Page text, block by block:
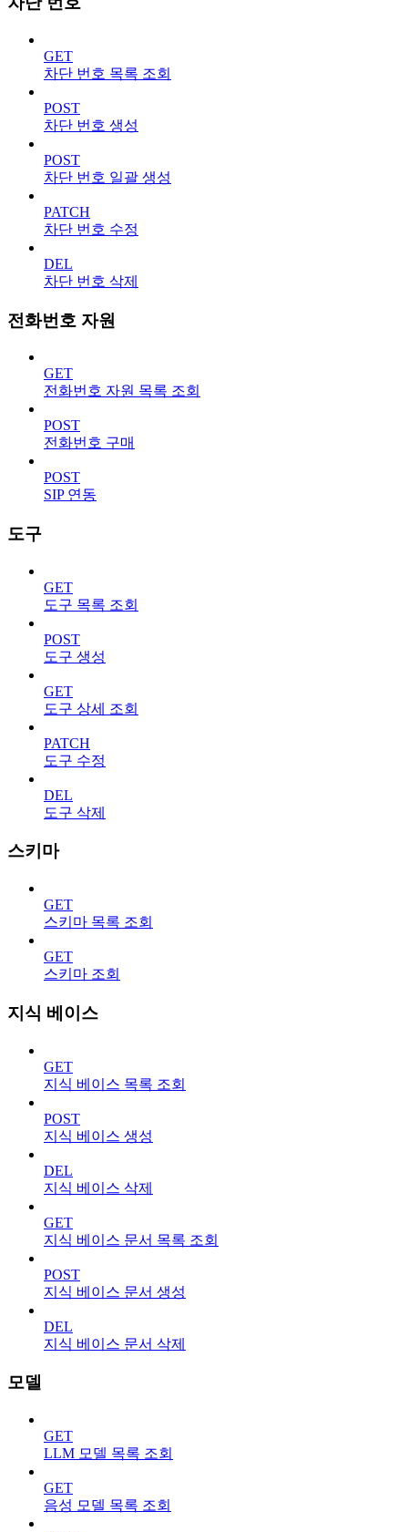
GET
차단 번호 목록 조회
POST
차단 번호 생성
POST
차단 번호 일괄 생성
PATCH
차단 번호 수정
DEL
차단 번호 삭제
전화번호 자원
GET
전화번호 자원 목록 조회
POST
전화번호 구매
POST
SIP 연동
도구
GET
도구 목록 조회
POST
도구 생성
GET
도구 상세 조회
PATCH
도구 수정
DEL
도구 삭제
스키마
GET
스키마 목록 조회
GET
스키마 조회
지식 베이스
GET
지식 베이스 목록 조회
POST
지식 베이스 생성
DEL
지식 베이스 삭제
GET
지식 베이스 문서 목록 조회
POST
지식 베이스 문서 생성
DEL
지식 베이스 문서 삭제
모델
GET
LLM 모델 목록 조회
GET
음성 모델 목록 조회